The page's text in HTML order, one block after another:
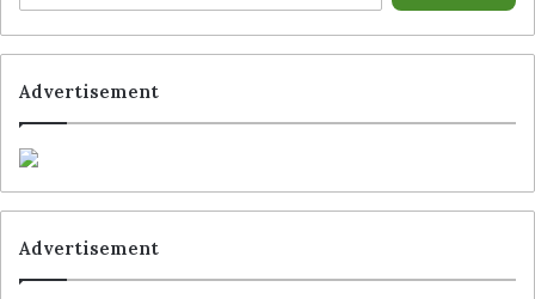
Advertisement
Advertisement